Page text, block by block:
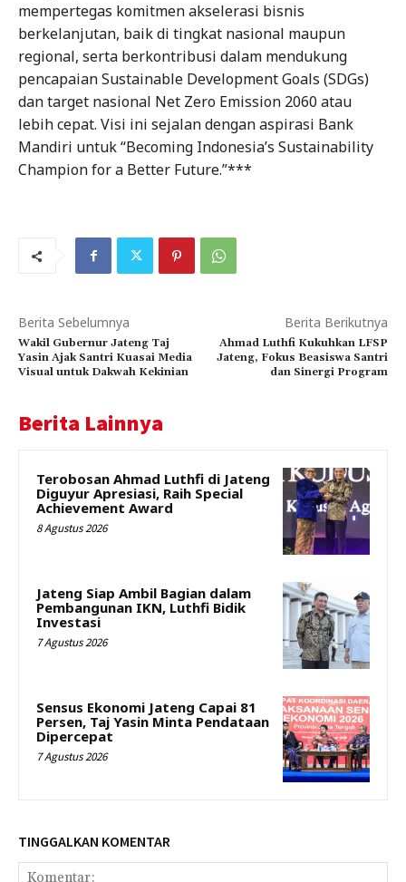
mempertegas komitmen akselerasi bisnis
berkelanjutan, baik di tingkat nasional maupun
regional, serta berkontribusi dalam mendukung
pencapaian Sustainable Development Goals (SDGs)
dan target nasional Net Zero Emission 2060 atau
lebih cepat. Visi ini sejalan dengan aspirasi Bank
Mandiri untuk “Becoming Indonesia’s Sustainability
Champion for a Better Future.”***
Berita Sebelumnya
Wakil Gubernur Jateng Taj
Yasin Ajak Santri Kuasai Media
Visual untuk Dakwah Kekinian
Berita Berikutnya
Ahmad Luthfi Kukuhkan LFSP
Jateng, Fokus Beasiswa Santri
dan Sinergi Program
Berita Lainnya
Terobosan Ahmad Luthfi di Jateng
Diguyur Apresiasi, Raih Special
Achievement Award
8 Agustus 2026
Jateng Siap Ambil Bagian dalam
Pembangunan IKN, Luthfi Bidik
Investasi
7 Agustus 2026
Sensus Ekonomi Jateng Capai 81
Persen, Taj Yasin Minta Pendataan
Dipercepat
7 Agustus 2026
TINGGALKAN KOMENTAR